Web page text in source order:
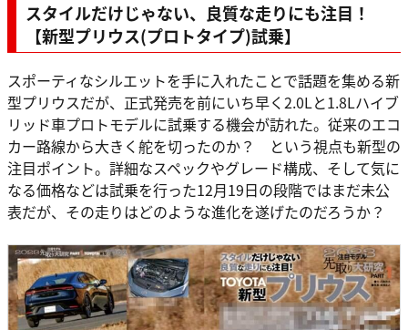
スタイルだけじゃない、良質な走りにも注目！
【新型プリウス(プロトタイプ)試乗】
スポーティなシルエットを手に入れたことで話題を集める新
型プリウスだが、正式発売を前にいち早く2.0Lと1.8Lハイブ
リッド車プロトモデルに試乗する機会が訪れた。従来のエコ
カー路線から大きく舵を切ったのか？ という視点も新型の
注目ポイント。詳細なスペックやグレード構成、そして気に
なる価格などは試乗を行った12月19日の段階ではまだ未公
表だが、その走りはどのような進化を遂げたのだろうか？